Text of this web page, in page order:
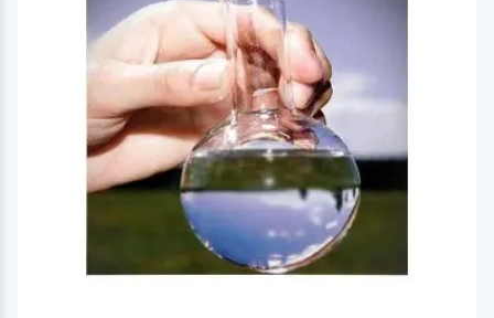
магнію) забезпечує кислотно-лужну буферність, що
значно знижує швидкість виникнення іржі та
інтенсивність корозії.